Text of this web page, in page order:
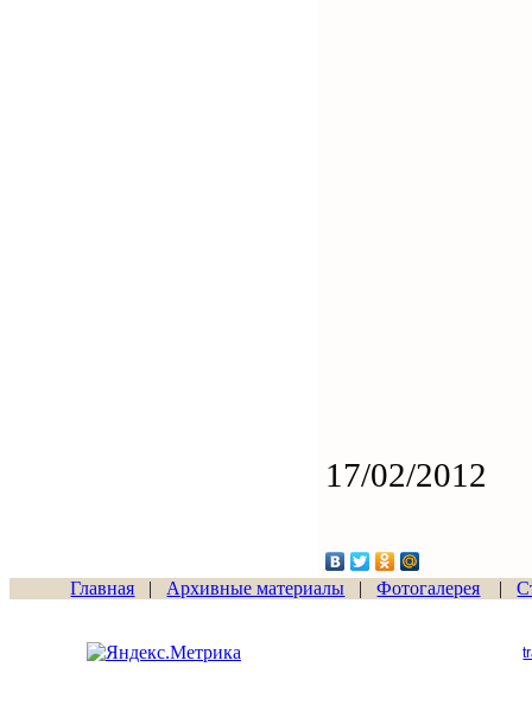
17/02/2012
Главная | Архивные материалы |Фотогалерея |